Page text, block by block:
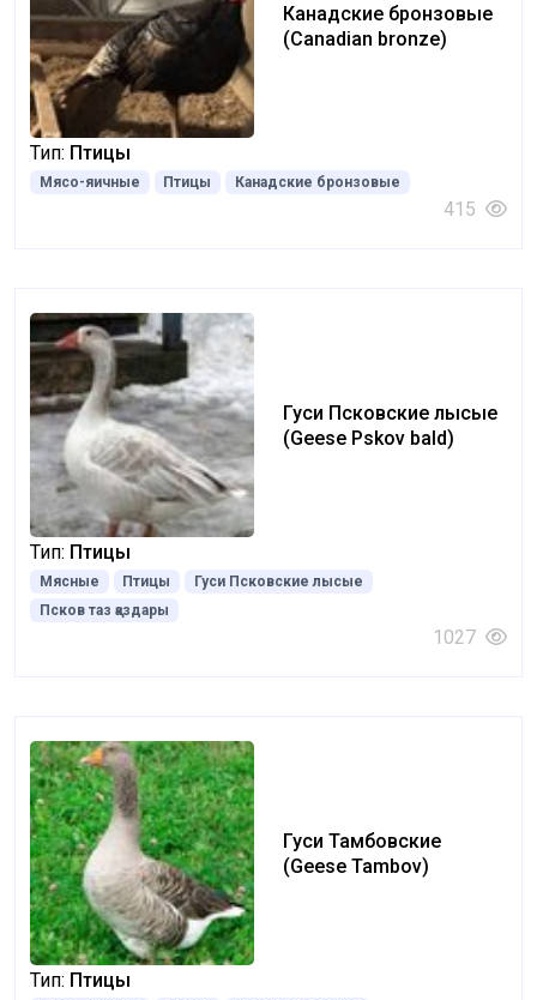
Канадские бронзовые
(Canadian bronze)
Тип: Птицы
Мясо-яичные Птицы Канадские бронзовые
415
Гуси Псковские лысые
(Geese Pskov bald)
Тип: Птицы
Мясные Птицы
Гуси Псковские лысые
Псков таз қаздары
1027
Гуси Тамбовские
(Geese Tambov)
Тип: Птицы